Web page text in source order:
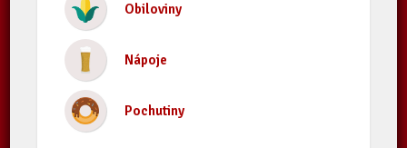
Obiloviny
Nápoje
Pochutiny